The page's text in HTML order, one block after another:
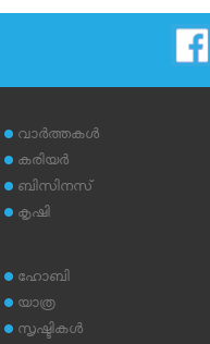
വാര്‍ത്തകള്‍
കരിയര്‍
ബിസിനസ്
കൃഷി
ഹോബി
യാത്ര
സൃഷ്ടികള്‍